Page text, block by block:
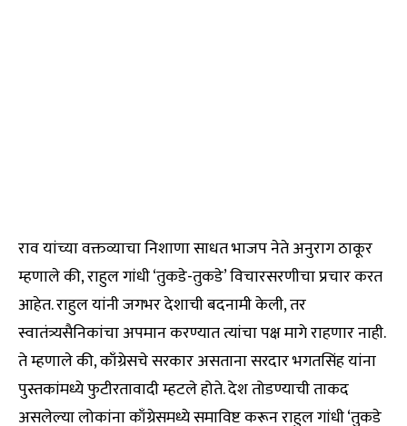
राव यांच्या वक्तव्याचा निशाणा साधत भाजप नेते अनुराग ठाकूर
म्हणाले की, राहुल गांधी ‘तुकडे-तुकडे’ विचारसरणीचा प्रचार करत
आहेत. राहुल यांनी जगभर देशाची बदनामी केली, तर
स्वातंत्र्यसैनिकांचा अपमान करण्यात त्यांचा पक्ष मागे राहणार नाही.
ते म्हणाले की, काँग्रेसचे सरकार असताना सरदार भगतसिंह यांना
पुस्तकांमध्ये फुटीरतावादी म्हटले होते. देश तोडण्याची ताकद
असलेल्या लोकांना काँग्रेसमध्ये समाविष्ट करून राहुल गांधी ‘तुकडे